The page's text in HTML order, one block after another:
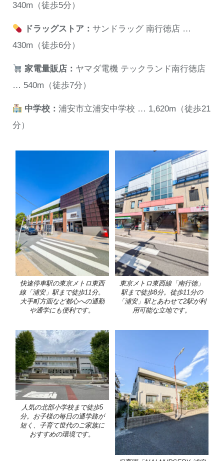
340m（徒歩5分）
ドラッグストア：サンドラッグ 南行徳店 …
430m（徒歩6分）
家電量販店： ヤマダ電機 テックランド南行徳店
… 540m（徒歩7分）
中学校：浦安市立浦安中学校 … 1,620m（徒歩21
分）
快速停車駅の東京メトロ東西
線「浦安」駅まで徒歩11分。
大手町方面など都心への通勤
や通学にも便利です。
東京メトロ東西線「南行徳」
駅まで徒歩8分。徒歩11分の
「浦安」駅とあわせて2駅が利
用可能な立地です。
人気の北部小学校まで徒歩5
分。お子様の毎日の通学路が
短く、子育て世代のご家族に
おすすめの環境です。